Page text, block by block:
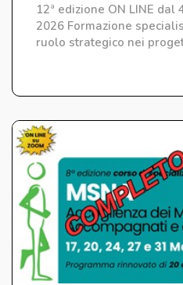
12ª edizione ON LINE dal
2026 Formazione
ruolo strategico nei